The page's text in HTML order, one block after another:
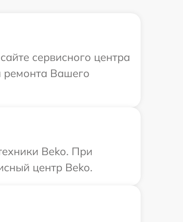
сервисного центра
ремонта Вашего
Beko. При
центр Beko.